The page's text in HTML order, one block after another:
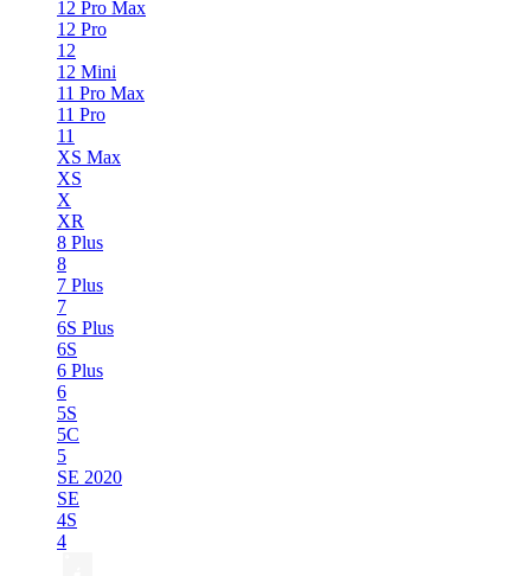
12 Pro Max
12 Pro
12
12 Mini
11 Pro Max
11 Pro
11
XS Max
XS
X
XR
8 Plus
8
7 Plus
7
6S Plus
6S
6 Plus
6
5S
5C
5
SE 2020
SE
4S
4